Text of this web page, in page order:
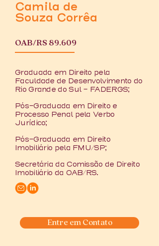
Camila de
Souza Corrêa
OAB/RS 89.609
Graduada em Direito pela
Faculdade de Desenvolvimento do
Rio Grande do Sul – FADERGS;
Pós-Graduada em Direito e
Processo Penal pela Verbo
Jurídico;
Pós-Graduada em Direito
Imobiliário pela FMU/SP;
Secretária da Comissão de Direito
Imobiliário da OAB/RS.
Entre em Contato